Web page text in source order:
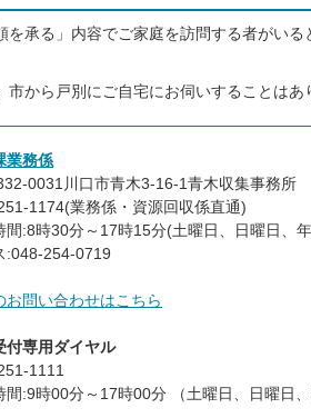
承る」内容でご家庭を訪問する者がいる
から戸別にご自宅にお伺いすることはあ
業務係
0031川口市青木3-16-1青木収集事務所
1174(業務係・資源回収係直通)
間:8時30分～17時15分(土曜日、日曜日、
:048-254-0719
お問い合わせはこちら
付専用ダイヤル
1111
間:9時00分～17時00分 （土曜日、日曜日